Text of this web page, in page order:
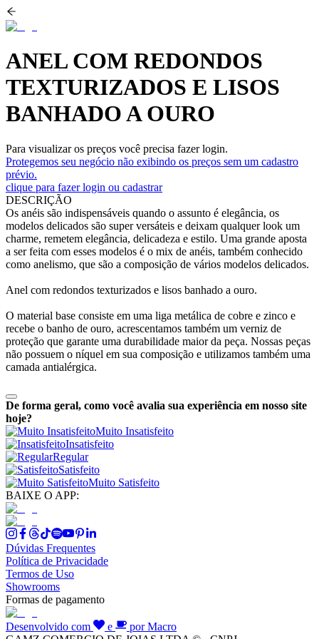
ANEL COM REDONDOS
TEXTURIZADOS E LISOS
BANHADO A OURO
Para visualizar os preços você precisa fazer login.
Protegemos seu negócio não exibindo os preços sem um cadastro
prévio.
clique para fazer login ou cadastrar
DESCRIÇÃO
Os anéis são indispensáveis quando o assunto é elegância, os
modelos delicados são super versáteis e deixam qualquer look um
charme, remetem elegância, delicadeza e estilo. Uma grande aposta
a ser feita com esses modelos é o mix de anéis, também conhecido
como anelismo, que são a composição de vários modelos delicados.
Anel com redondos texturizados e lisos banhado a ouro.
O material base consiste em uma liga metálica de cobre e zinco e
recebe o banho de ouro, acrescentamos também um verniz de
proteção que garante uma durabilidade maior da peça. Nossas peças
não possuem o níquel em sua composição e utilizamos também uma
camada antialérgica.
De forma geral, como você avalia sua experiência em nosso site
hoje?
Muito Insatisfeito
Insatisfeito
Regular
Satisfeito
Muito Satisfeito
BAIXE O APP:
Dúvidas Frequentes
Política de Privacidade
Termos de Uso
Showrooms
Formas de pagamento
Desenvolvido com e
por Macro